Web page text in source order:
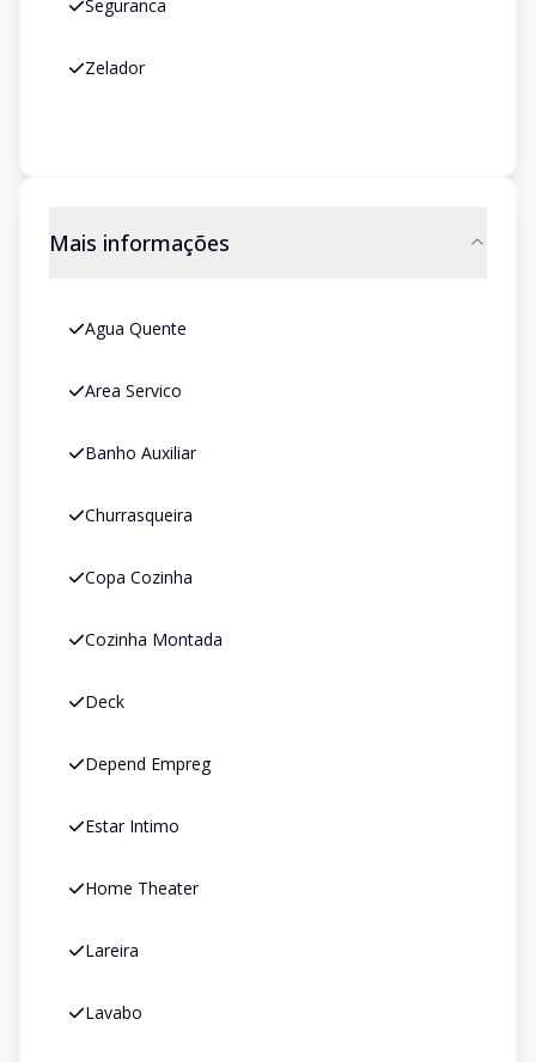
Seguranca
Zelador
Mais informações
Agua Quente
Area Servico
Banho Auxiliar
Churrasqueira
Copa Cozinha
Cozinha Montada
Deck
Depend Empreg
Estar Intimo
Home Theater
Lareira
Lavabo